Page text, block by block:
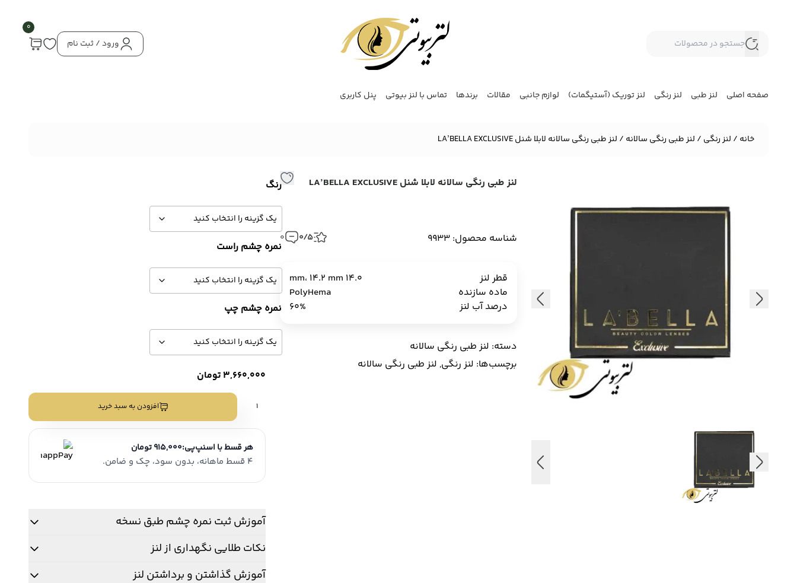
ورود / ثبت نام
0
صفحه اصلی لنز طبی لنز رنگی لنز توریک (آستیگمات) لوازم جانبی مقالات برندها تماس با لنز بیوتی پنل کاربری
خانه / لنز رنگی / لنز طبی رنگی سالانه / لنز طبی رنگی سالانه لابلا شنل LA’BELLA EXCLUSIVE
لنز طبی رنگی سالانه لابلا شنل LA’BELLA EXCLUSIVE
شناسه محصول: 9933 0/5
0
قطر لنز
14.0 mm، 14.2 mm
ماده سازنده
PolyHema
درصد آب لنز
60%
دسته: لنز طبی رنگی سالانه
برچسب‌ها: لنز رنگی, لنز طبی رنگی سالانه
رنگ
نمره چشم راست
نمره چشم چپ
3,660,000تومان
رنگی
سالانه
شنل
EXCLUSIVE
افزودن به سبد خرید
هر قسط با اسنپ‌پی:915,000 تومان
4 قسط ماهانه، بدون سود، چک و ضامن.
آموزش ثبت نمره چشم طبق نسخه
نکات طلایی نگهداری از لنز
آموزش گذاشتن و برداشتن لنز